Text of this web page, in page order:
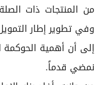
من المنتجات ذات الصلة
وفي تطوير إطار
إلى أن أهمية الحوكمة
نمضي قدماً.